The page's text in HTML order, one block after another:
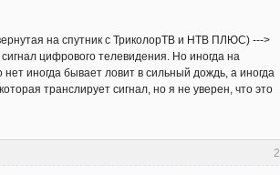
на спутник с ТриколорТВ и НТВ ПЛЮС) --->
цифрового телевидения. Но иногда на
иногда бывает ловит в сильный дождь, а иногда
транслирует сигнал, но я не уверен, что это
2